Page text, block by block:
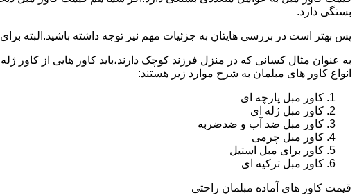
بستگی دارد.
پس بهتر است در بررسی هایتان به جزئیات مهم نیز توجه داشته باشید.البته
به عنوان مثال کسانی که در منزل فرزند کوچک دارند،باید کاور هایی از کاور
انواع کاور های مبلمان به شرح موارد زیر هستند:
کاور مبل پارچه ای
کاور مبل ژله ای
کاور مبل ضد آب و ضدضربه
کاور مبل چرمی
کاور برای مبل استیل
کاور مبل ترکیه ای
قیمت کاور های آماده مبلمان راحتی